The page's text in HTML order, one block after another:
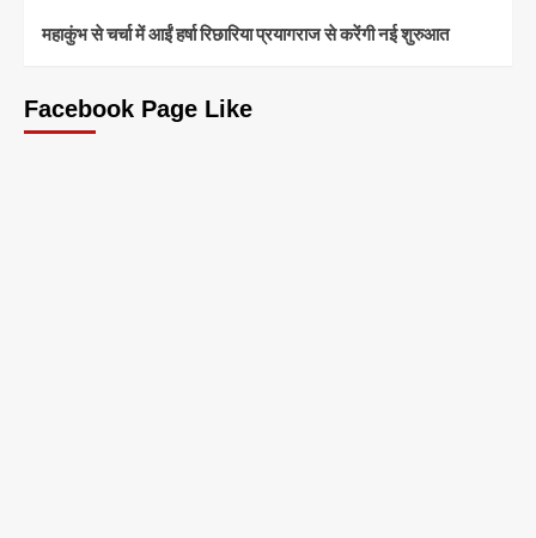
महाकुंभ से चर्चा में आईं हर्षा रिछारिया प्रयागराज से करेंगी नई शुरुआत
Facebook Page Like